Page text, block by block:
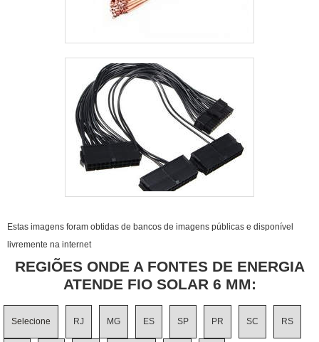
Estas imagens foram obtidas de bancos de imagens públicas e disponível
livremente na internet
REGIÕES ONDE A FONTES DE ENERGIA
ATENDE FIO SOLAR 6 MM:
Selecione RJ MG ES SP PR SC RS